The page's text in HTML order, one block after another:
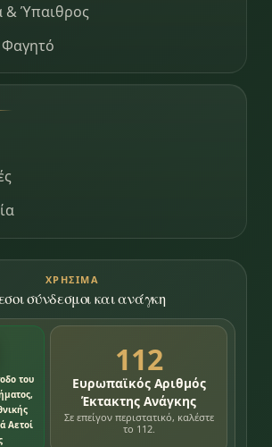
& Ύπαιθρος
ΧΡΉΣΙΜΑ
σύνδεσμοι και ανάγκη
του
Αετοί
112
Ευρωπαϊκός Αριθμός
Έκτακτης Ανάγκης
Σε επείγον περιστατικό, καλέστε
το 112.